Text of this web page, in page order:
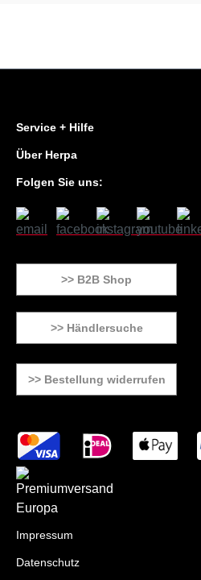
Service + Hilfe
Über Herpa
Folgen Sie uns:
>> B2B Shop
>> Händlersuche
>> Bestellung widerrufen
Impressum
Datenschutz